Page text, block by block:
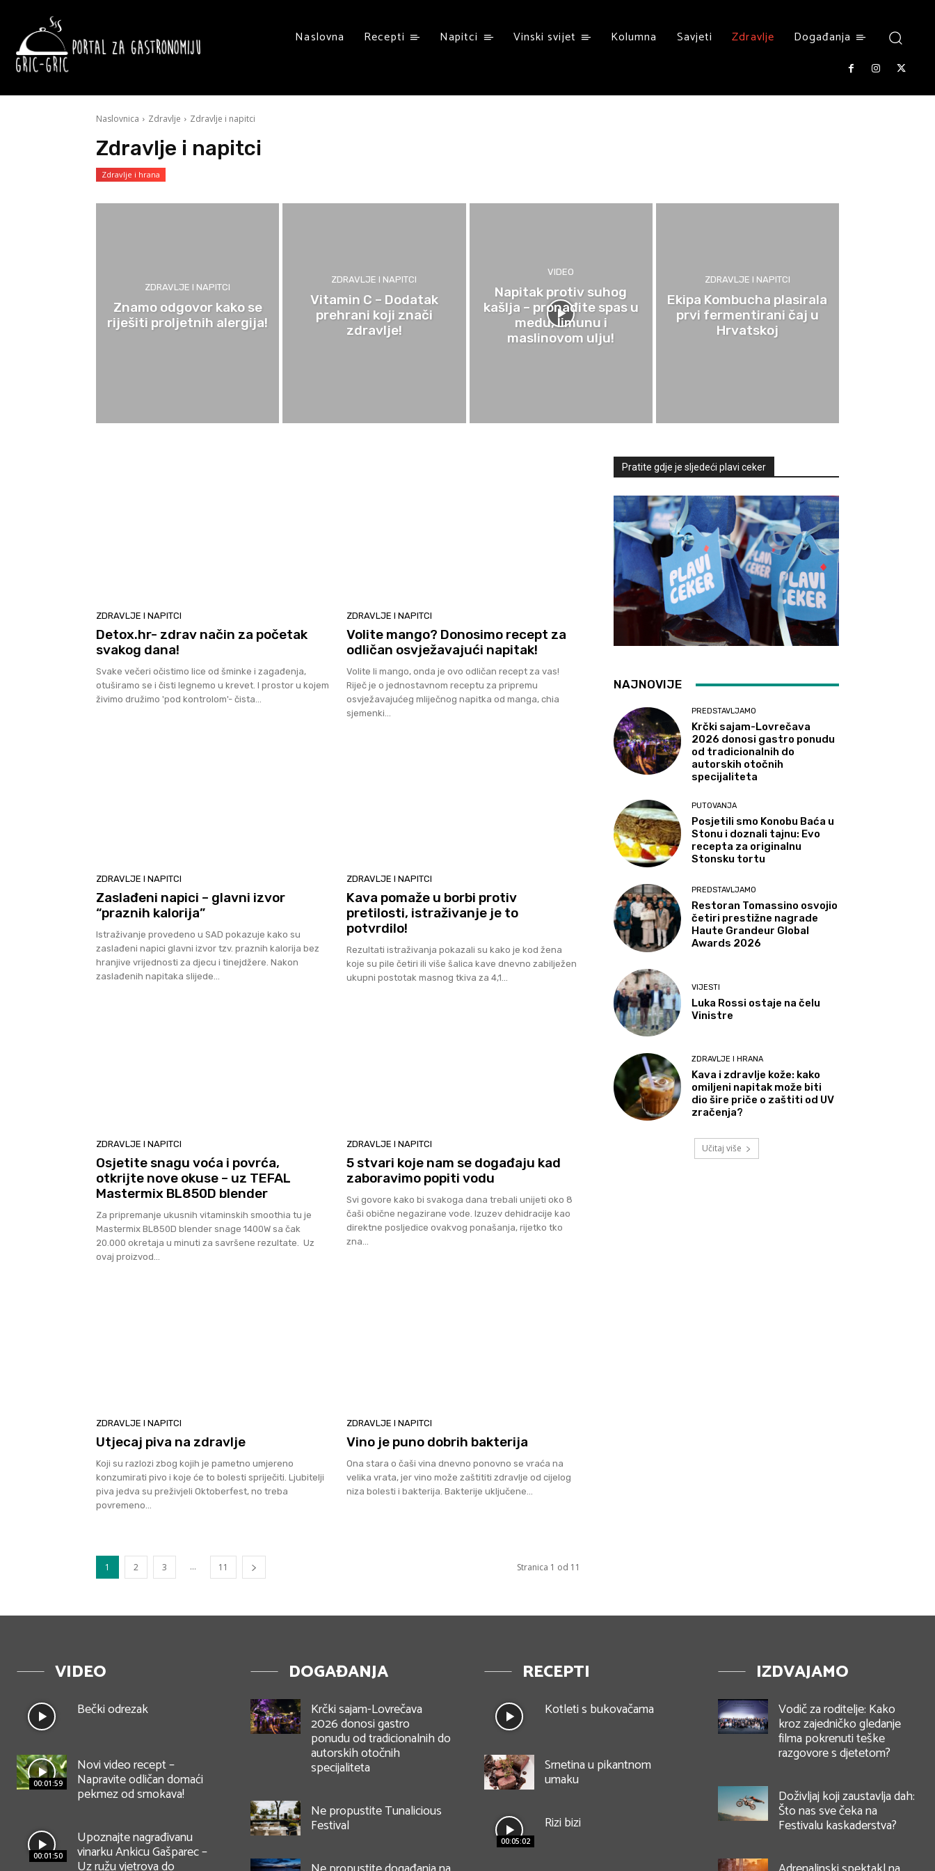
Naslovna Recepti Napitci Vinski svijet Kolumna Savjeti Zdravlje Događanja
Naslovnica Zdravlje Zdravlje i napitci
Zdravlje i napitci
Zdravlje i hrana
ZDRAVLJE I NAPITCI
Znamo odgovor kako se
riješiti proljetnih alergija!
ZDRAVLJE I NAPITCI
Vitamin C – Dodatak
prehrani koji znači
zdravlje!
VIDEO
Napitak protiv suhog
kašlja – pronađite spas u
medu, limunu i
maslinovom ulju!
ZDRAVLJE I NAPITCI
Ekipa Kombucha plasirala
prvi fermentirani čaj u
Hrvatskoj
ZDRAVLJE I NAPITCI
Detox.hr- zdrav način za početak
svakog dana!
Svake večeri očistimo lice od šminke i zagađenja,
otuširamo se i čisti legnemo u krevet. I prostor u kojem
živimo družimo 'pod kontrolom'- čista...
ZDRAVLJE I NAPITCI
Volite mango? Donosimo recept za
odličan osvježavajući napitak!
Volite li mango, onda je ovo odličan recept za vas!
Riječ je o jednostavnom receptu za pripremu
osvježavajućeg mliječnog napitka od manga, chia
sjemenki...
ZDRAVLJE I NAPITCI
Zaslađeni napici – glavni izvor
“praznih kalorija”
Istraživanje provedeno u SAD pokazuje kako su
zaslađeni napici glavni izvor tzv. praznih kalorija bez
hranjive vrijednosti za djecu i tinejdžere. Nakon
zaslađenih napitaka slijede...
ZDRAVLJE I NAPITCI
Kava pomaže u borbi protiv
pretilosti, istraživanje je to
potvrdilo!
Rezultati istraživanja pokazali su kako je kod žena
koje su pile četiri ili više šalica kave dnevno zabilježen
ukupni postotak masnog tkiva za 4,1...
ZDRAVLJE I NAPITCI
Osjetite snagu voća i povrća,
otkrijte nove okuse – uz TEFAL
Mastermix BL850D blender
Za pripremanje ukusnih vitaminskih smoothia tu je
Mastermix BL850D blender snage 1400W sa čak
20.000 okretaja u minuti za savršene rezultate. Uz
ovaj proizvod...
ZDRAVLJE I NAPITCI
5 stvari koje nam se događaju kad
zaboravimo popiti vodu
Svi govore kako bi svakoga dana trebali unijeti oko 8
čaši obične negazirane vode. Izuzev dehidracije kao
direktne posljedice ovakvog ponašanja, rijetko tko
zna...
ZDRAVLJE I NAPITCI
Utjecaj piva na zdravlje
Koji su razlozi zbog kojih je pametno umjereno
konzumirati pivo i koje će to bolesti spriječiti. Ljubitelji
piva jedva su preživjeli Oktoberfest, no treba
povremeno...
ZDRAVLJE I NAPITCI
Vino je puno dobrih bakterija
Ona stara o čaši vina dnevno ponovno se vraća na
velika vrata, jer vino može zaštititi zdravlje od cijelog
niza bolesti i bakterija. Bakterije uključene...
1 2 3 ... 11 Stranica 1 od 11
Pratite gdje je sljedeći plavi ceker
NAJNOVIJE
PREDSTAVLJAMO
Krčki sajam-Lovrečava
2026 donosi gastro ponudu
od tradicionalnih do
autorskih otočnih
specijaliteta
PUTOVANJA
Posjetili smo Konobu Baća u
Stonu i doznali tajnu: Evo
recepta za originalnu
Stonsku tortu
PREDSTAVLJAMO
Restoran Tomassino osvojio
četiri prestižne nagrade
Haute Grandeur Global
Awards 2026
VIJESTI
Luka Rossi ostaje na čelu
Vinistre
ZDRAVLJE I HRANA
Kava i zdravlje kože: kako
omiljeni napitak može biti
dio šire priče o zaštiti od UV
zračenja?
Učitaj više
VIDEO
Bečki odrezak
00:01:59
Novi video recept –
Napravite odličan domaći
pekmez od smokava!
00:01:50
Upoznajte nagrađivanu
vinarku Ankicu Gašparec –
DOGAĐANJA
Krčki sajam-Lovrečava
2026 donosi gastro
ponudu od tradicionalnih do
autorskih otočnih
specijaliteta
Ne propustite Tunalicious
Festival
RECEPTI
Kotleti s bukovačama
Srnetina u pikantnom
umaku
00:05:02
Rizi bizi
IZDVAJAMO
Vodič za roditelje: Kako
kroz zajedničko gledanje
filma pokrenuti teške
razgovore s djetetom?
Doživljaj koji zaustavlja dah:
Što nas sve čeka na
Festivalu kaskaderstva?